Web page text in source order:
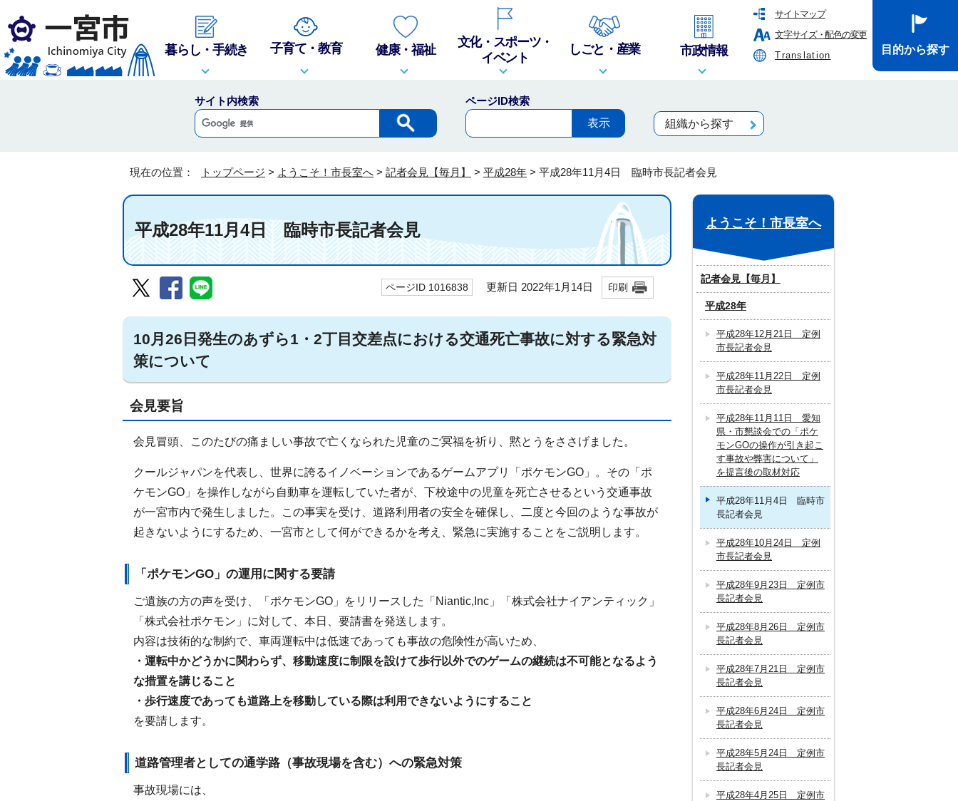
サイトマップ
文字サイズ・配色の変更
Translation
暮らし・手続き 子育て・教育 健康・福祉
文化・スポーツ・
イベント
しごと・産業 市政情報 目的から探す
サイト内検索
ページID検索
組織から探す
現在の位置： トップページ > ようこそ！市長室へ > 記者会見【毎月】 > 平成28年 > 平成28年11月4日 臨時市長記者会見
平成28年11月4日 臨時市長記者会見
ページID 1016838 更新日 2022年1月14日 印刷
10月26日発生のあずら1・2丁目交差点における交通死亡事故に対する緊急対
策について
会見要旨
会見冒頭、このたびの痛ましい事故で亡くなられた児童のご冥福を祈り、黙とうをささげました。
クールジャパンを代表し、世界に誇るイノベーションであるゲームアプリ「ポケモンGO」。その「ポ
ケモンGO」を操作しながら自動車を運転していた者が、下校途中の児童を死亡させるという交通事故
が一宮市内で発生しました。この事実を受け、道路利用者の安全を確保し、二度と今回のような事故が
起きないようにするため、一宮市として何ができるかを考え、緊急に実施することをご説明します。
「ポケモンGO」の運用に関する要請
ご遺族の方の声を受け、「ポケモンGO」をリリースした「Niantic,Inc」「株式会社ナイアンティック」
「株式会社ポケモン」に対して、本日、要請書を発送します。
内容は技術的な制約で、車両運転中は低速であっても事故の危険性が高いため、
・運転中かどうかに関わらず、移動速度に制限を設けて歩行以外でのゲームの継続は不可能となるよう
な措置を講じること
・歩行速度であっても道路上を移動している際は利用できないようにすること
を要請します。
道路管理者としての通学路（事故現場を含む）への緊急対策
事故現場には、
ようこそ！市長室へ
記者会見【毎月】
平成28年
平成28年12月21日 定例
市長記者会見
平成28年11月22日 定例
市長記者会見
平成28年11月11日 愛知
県・市懇談会での「ポケ
モンGOの操作が引き起こ
す事故や弊害について」
を提言後の取材対応
平成28年11月4日 臨時市
長記者会見
平成28年10月24日 定例
市長記者会見
平成28年9月23日 定例市
長記者会見
平成28年8月26日 定例市
長記者会見
平成28年7月21日 定例市
長記者会見
平成28年6月24日 定例市
長記者会見
平成28年5月24日 定例市
長記者会見
平成28年4月25日 定例市